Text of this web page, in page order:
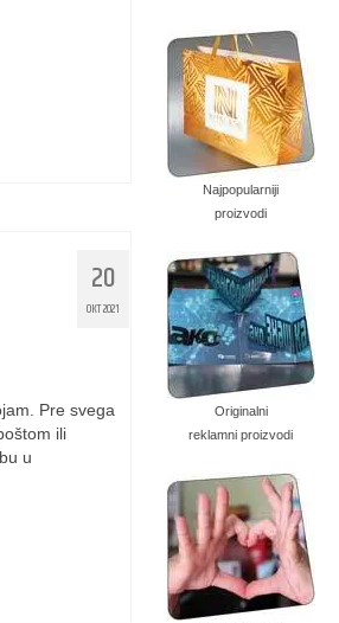
20
OKT 2021
Pre svega
ili
u
Najpopularniji
proizvodi
Originalni
reklamni proizvodi